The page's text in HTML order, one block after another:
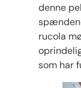
denne
rucola
som har